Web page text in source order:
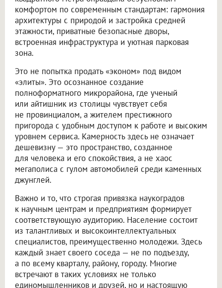
комфортом по современным стандартам: гармония
архитектуры с природой и застройка средней
этажности, приватные безопасные дворы,
встроенная инфраструктура и уютная парковая
зона.
Это не попытка продать «эконом» под видом
«элиты». Это осознанное создание
полноформатного микрорайона, где ученый
или айтишник из столицы чувствует себя
не провинциалом, а жителем престижного
пригорода с удобным доступом к работе и высоким
уровнем сервиса. Камерность здесь не означает
дешевизну — это пространство, созданное
для человека и его спокойствия, а не хаос
мегаполиса с гулом автомобилей среди каменных
джунглей.
Важно и то, что строгая привязка наукоградов
к научным центрам и предприятиям формирует
соответствующую аудиторию. Население состоит
из талантливых и высокоинтеллектуальных
специалистов, преимущественно молодежи. Здесь
каждый знает своего соседа — не по подъезду,
а по всему кварталу, району, городу. Многие
встречают в таких условиях не только
единомышленников и друзей, но и настоящую